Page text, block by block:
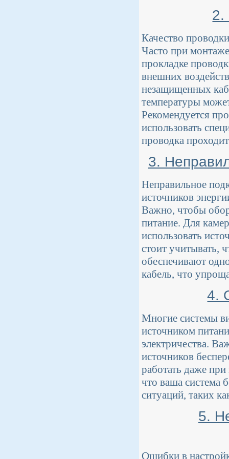
2.
Качество
Часто при
прокладке
внешних
незащищенных
температуры
Рекомендуется
использовать
проводка
3.
Неправильное
источников
Важно, чтобы
питание. Для
использовать
стоит учитывать,
обеспечивают
кабель, что
4.
Многие системы
источником
электричества.
источников
работать даже
что ваша система
ситуаций, таких
5.
Ошибки в